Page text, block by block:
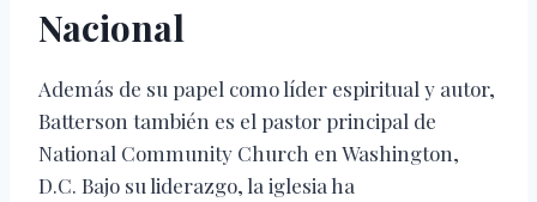
Nacional
Además de su papel como líder espiritual y autor,
Batterson también es el pastor principal de
National Community Church en Washington,
D.C. Bajo su liderazgo, la iglesia ha